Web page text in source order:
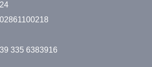
335 6383916